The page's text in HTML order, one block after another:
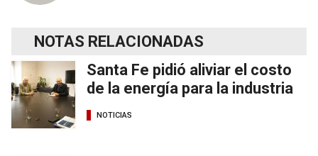
NOTAS RELACIONADAS
Santa Fe pidió aliviar el costo
de la energía para la industria
NOTICIAS